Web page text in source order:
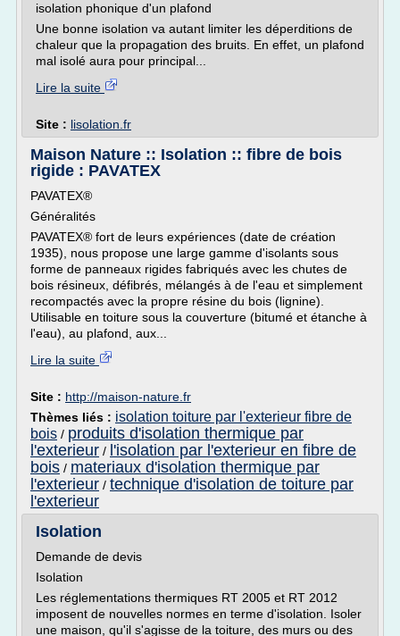
isolation phonique d'un plafond
Une bonne isolation va autant limiter les déperditions de
chaleur que la propagation des bruits. En effet, un plafond
mal isolé aura pour principal...
Lire la suite
Site : lisolation.fr
Maison Nature :: Isolation :: fibre de bois
rigide : PAVATEX
PAVATEX®
Généralités
PAVATEX® fort de leurs expériences (date de création
1935), nous propose une large gamme d'isolants sous
forme de panneaux rigides fabriqués avec les chutes de
bois résineux, défibrés, mélangés à de l'eau et simplement
recompactés avec la propre résine du bois (lignine).
Utilisable en toiture sous la couverture (bitumé et étanche à
l'eau), au plafond, aux...
Lire la suite
Site : http://maison-nature.fr
Thèmes liés : isolation toiture par l'exterieur fibre de
bois / produits d'isolation thermique par
l'exterieur / l'isolation par l'exterieur en fibre de
bois / materiaux d'isolation thermique par
l'exterieur / technique d'isolation de toiture par
l'exterieur
Isolation
Demande de devis
Isolation
Les réglementations thermiques RT 2005 et RT 2012
imposent de nouvelles normes en terme d'isolation. Isoler
une maison, qu'il s'agisse de la toiture, des murs ou des